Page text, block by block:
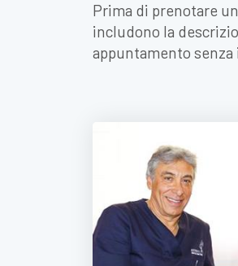
Prima di prenotare
includono la
appuntamento senza